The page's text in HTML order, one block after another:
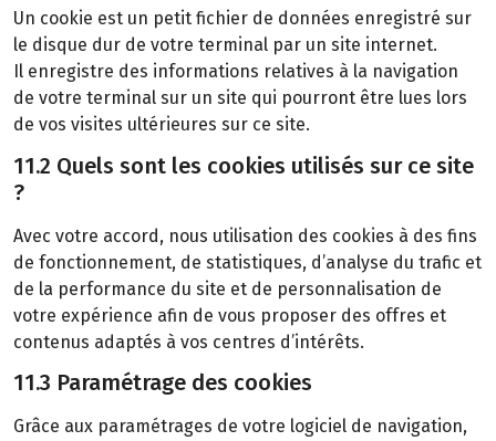
Un cookie est un petit fichier de données enregistré sur
le disque dur de votre terminal par un site internet.
Il enregistre des informations relatives à la navigation
de votre terminal sur un site qui pourront être lues lors
de vos visites ultérieures sur ce site.
11.2 Quels sont les cookies utilisés sur ce site
?
Avec votre accord, nous utilisation des cookies à des fins
de fonctionnement, de statistiques, d’analyse du trafic et
de la performance du site et de personnalisation de
votre expérience afin de vous proposer des offres et
contenus adaptés à vos centres d’intérêts.
11.3 Paramétrage des cookies
Grâce aux paramétrages de votre logiciel de navigation,